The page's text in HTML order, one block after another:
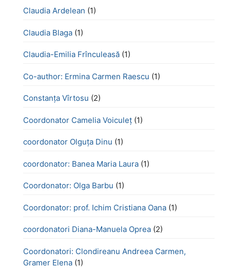
Claudia Ardelean (1)
Claudia Blaga (1)
Claudia-Emilia Frînculeasă (1)
Co-author: Ermina Carmen Raescu (1)
Constanța Vîrtosu (2)
Coordonator Camelia Voiculeț (1)
coordonator Olguța Dinu (1)
coordonator: Banea Maria Laura (1)
Coordonator: Olga Barbu (1)
Coordonator: prof. Ichim Cristiana Oana (1)
coordonatori Diana-Manuela Oprea (2)
Coordonatori: Clondireanu Andreea Carmen,
Gramer Elena (1)